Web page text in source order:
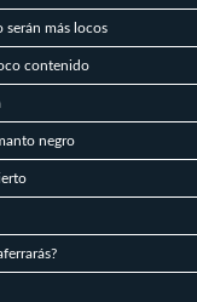
serán más locos
contenido
negro